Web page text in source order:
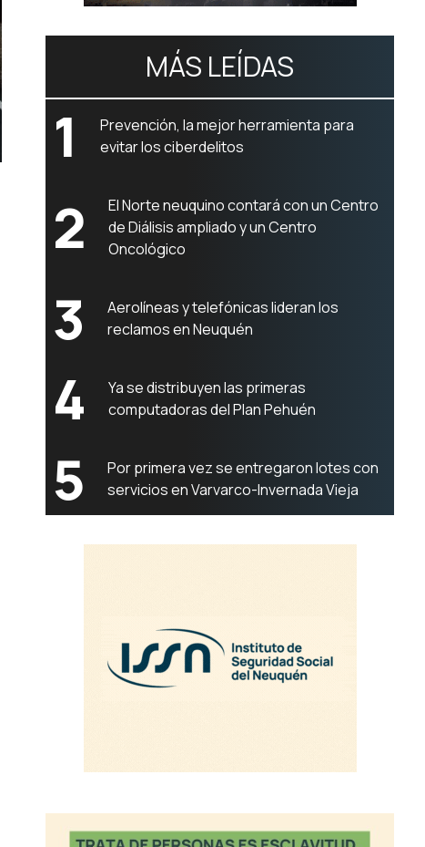
MÁS LEÍDAS
1
Prevención, la mejor herramienta para
evitar los ciberdelitos
2
El Norte neuquino contará con un Centro
de Diálisis ampliado y un Centro
Oncológico
3
Aerolíneas y telefónicas lideran los
reclamos en Neuquén
4
Ya se distribuyen las primeras
computadoras del Plan Pehuén
5
Por primera vez se entregaron lotes con
servicios en Varvarco-Invernada Vieja